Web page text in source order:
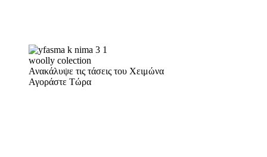
woolly colection
Ανακάλυψε τις τάσεις του Χειμώνα
Αγοράστε Τώρα